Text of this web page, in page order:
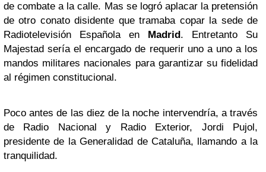
de combate a la calle. Mas se logró aplacar la pretensión
de otro conato disidente que tramaba copar la sede de
Radiotelevisión Española en
Madrid . Entretanto Su
Majestad sería el encargado de requerir uno a uno a los
mandos militares nacionales para garantizar su fidelidad
al régimen constitucional.
Poco antes de las diez de la noche intervendría, a través
de Radio Nacional y Radio Exterior, Jordi Pujol,
presidente de la Generalidad de Cataluña, llamando a la
tranquilidad.